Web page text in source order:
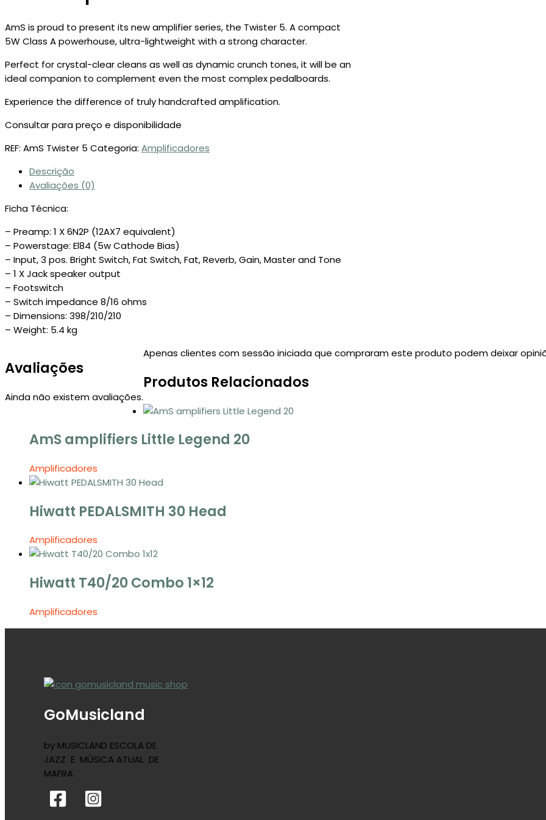
AmS is proud to present its new amplifier series, the Twister 5. A compact
5W Class A powerhouse, ultra-lightweight with a strong character.
Perfect for crystal-clear cleans as well as dynamic crunch tones, it will be an
ideal companion to complement even the most complex pedalboards.
Experience the difference of truly handcrafted amplification.
Consultar para preço e disponibilidade
REF: AmS Twister 5 Categoria: Amplificadores
Descrição
Avaliações (0)
Ficha Técnica:
– Preamp: 1 X 6N2P (12AX7 equivalent)
– Powerstage: El84 (5w Cathode Bias)
– Input, 3 pos. Bright Switch, Fat Switch, Fat, Reverb, Gain, Master and Tone
– 1 X Jack speaker output
– Footswitch
– Switch impedance 8/16 ohms
– Dimensions: 398/210/210
– Weight: 5.4 kg
Avaliações
Ainda não existem avaliações.
Apenas clientes com sessão iniciada que compraram este produto podem deixar
Produtos Relacionados
AmS amplifiers Little Legend 20
Amplificadores
Hiwatt PEDALSMITH 30 Head
Amplificadores
Hiwatt T40/20 Combo 1×12
Amplificadores
GoMusicland
by MUSICLAND ESCOLA DE
JAZZ E MÚSICA ATUAL DE
MAFRA